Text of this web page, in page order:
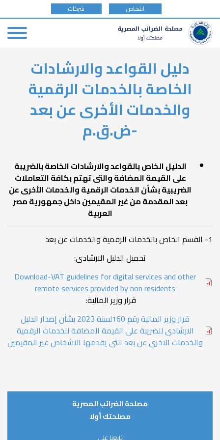
type
اشخاص شركات
دليل القواعد والارشادات
الخاصة بالخدمات الرقمية
والخدمات الأخرى عن بعد
-ض.ق.م
الدليل الخاص بالقواعد والارشادات الخاصة بالضريبة
على القيمة المضافة والتى تهتم بكافة التعاملات
الضريبية بشأن الخدمات الرقمية والخدمات الأخرى عن
بعد المقدمة من غير المقيمين داخل جمهورية مصر
العربية
1- القسم الخاص بالخدمات الرقمية والخدمات عن بعد
تحميل الدليل الارشادى:
Download-VAT guidelines for digital services and other
remote services provided by non residents
قرار وزير المالية:
قرار وزير المالية رقم 160لسنة 2023 بشأن إصدار الدليل
الارشادى للضريبة على القيمة المضافة للخدمات الرقمية
والخدمات الاخرى عن بعد التى يقدمها الاشخاص غير المقيمين
مصلحة الضرائب المصرية
مصلحتك أولا
تابعنا على